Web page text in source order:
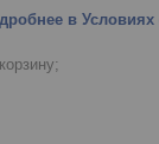
в